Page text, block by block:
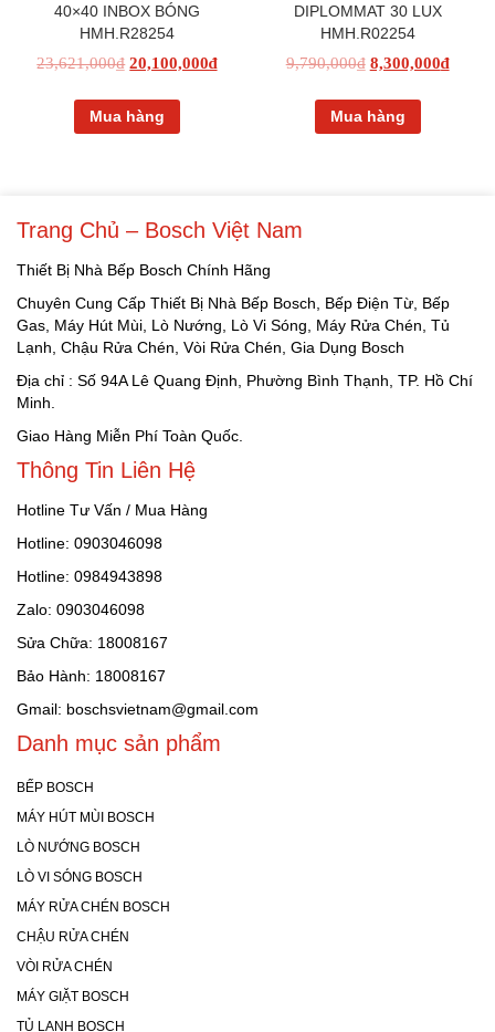
40×40 INBOX BÓNG
HMH.R28254
23,621,000₫ 20,100,000₫
Mua hàng
DIPLOMMAT 30 LUX
HMH.R02254
9,790,000₫ 8,300,000₫
Mua hàng
Trang Chủ – Bosch Việt Nam
Thiết Bị Nhà Bếp Bosch Chính Hãng
Chuyên Cung Cấp Thiết Bị Nhà Bếp Bosch, Bếp Điện Từ, Bếp
Gas, Máy Hút Mùi, Lò Nướng, Lò Vi Sóng, Máy Rửa Chén, Tủ
Lạnh, Chậu Rửa Chén, Vòi Rửa Chén, Gia Dụng Bosch
Địa chỉ : Số 94A Lê Quang Định, Phường Bình Thạnh, TP. Hồ Chí
Minh.
Giao Hàng Miễn Phí Toàn Quốc.
Thông Tin Liên Hệ
Hotline Tư Vấn / Mua Hàng
Hotline: 0903046098
Hotline: 0984943898
Zalo: 0903046098
Sửa Chữa: 18008167
Bảo Hành: 18008167
Gmail: boschsvietnam@gmail.com
Danh mục sản phẩm
BẾP BOSCH
MÁY HÚT MÙI BOSCH
LÒ NƯỚNG BOSCH
LÒ VI SÓNG BOSCH
MÁY RỬA CHÉN BOSCH
CHẬU RỬA CHÉN
VÒI RỬA CHÉN
MÁY GIẶT BOSCH
TỦ LẠNH BOSCH